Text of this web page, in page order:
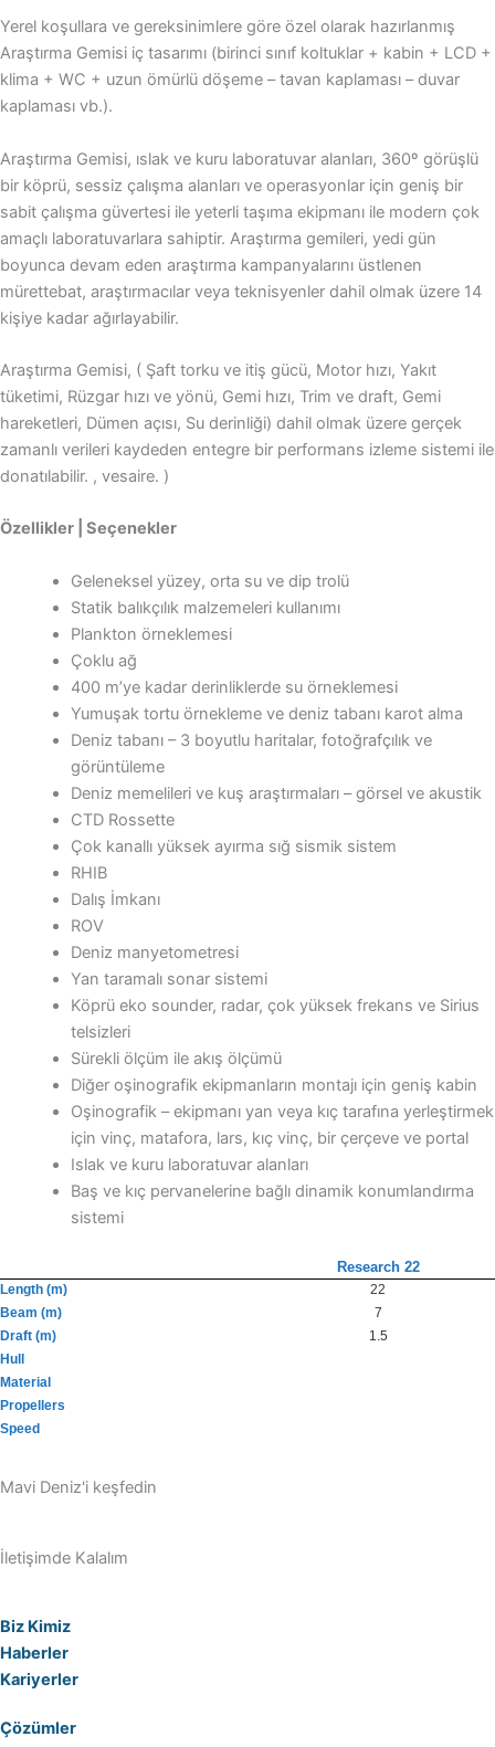
Yerel koşullara ve gereksinimlere göre özel olarak hazırlanmış
Araştırma Gemisi iç tasarımı (birinci sınıf koltuklar + kabin + LCD +
klima + WC + uzun ömürlü döşeme – tavan kaplaması – duvar
kaplaması vb.).
Araştırma Gemisi, ıslak ve kuru laboratuvar alanları, 360º görüşlü
bir köprü, sessiz çalışma alanları ve operasyonlar için geniş bir
sabit çalışma güvertesi ile yeterli taşıma ekipmanı ile modern çok
amaçlı laboratuvarlara sahiptir. Araştırma gemileri, yedi gün
boyunca devam eden araştırma kampanyalarını üstlenen
mürettebat, araştırmacılar veya teknisyenler dahil olmak üzere 14
kişiye kadar ağırlayabilir.
Araştırma Gemisi, ( Şaft torku ve itiş gücü, Motor hızı, Yakıt
tüketimi, Rüzgar hızı ve yönü, Gemi hızı, Trim ve draft, Gemi
hareketleri, Dümen açısı, Su derinliği) dahil olmak üzere gerçek
zamanlı verileri kaydeden entegre bir performans izleme sistemi ile
donatılabilir. , vesaire. )
Özellikler | Seçenekler
Geleneksel yüzey, orta su ve dip trolü
Statik balıkçılık malzemeleri kullanımı
Plankton örneklemesi
Çoklu ağ
400 m’ye kadar derinliklerde su örneklemesi
Yumuşak tortu örnekleme ve deniz tabanı karot alma
Deniz tabanı – 3 boyutlu haritalar, fotoğrafçılık ve
görüntüleme
Deniz memelileri ve kuş araştırmaları – görsel ve akustik
CTD Rossette
Çok kanallı yüksek ayırma sığ sismik sistem
RHIB
Dalış İmkanı
ROV
Deniz manyetometresi
Yan taramalı sonar sistemi
Köprü eko sounder, radar, çok yüksek frekans ve Sirius
telsizleri
Sürekli ölçüm ile akış ölçümü
Diğer oşinografik ekipmanların montajı için geniş kabin
Oşinografik – ekipmanı yan veya kıç tarafına yerleştirmek
için vinç, matafora, lars, kıç vinç, bir çerçeve ve portal
Islak ve kuru laboratuvar alanları
Baş ve kıç pervanelerine bağlı dinamik konumlandırma
sistemi
Research 22
Length (m)
22
Beam (m)
7
Draft (m)
1.5
Hull
Material
Propellers
Speed
Mavi Deniz'i keşfedin
İletişimde Kalalım
Biz Kimiz
Haberler
Kariyerler
Çözümler